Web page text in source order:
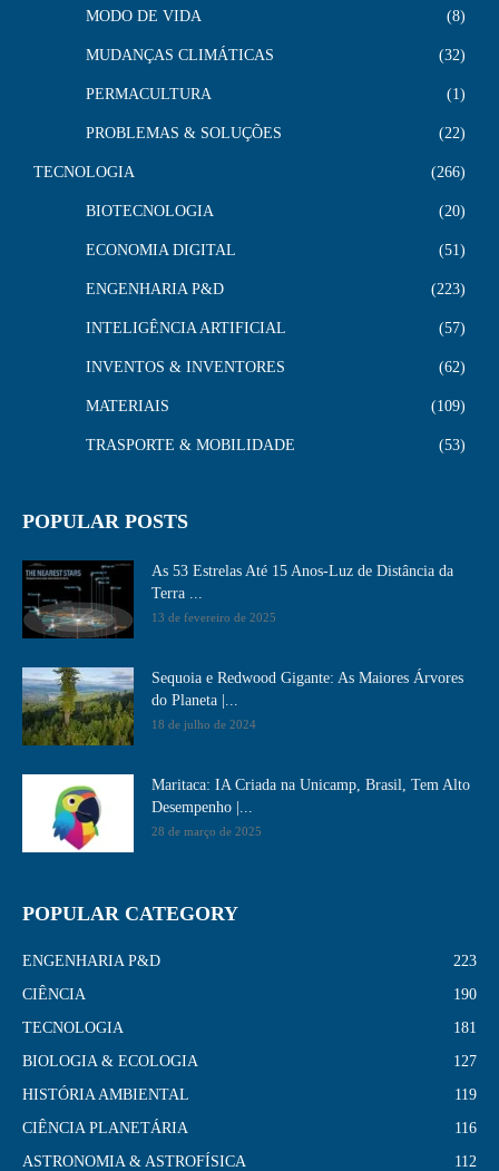
MODO DE VIDA 8
MUDANÇAS CLIMÁTICAS 32
PERMACULTURA 1
PROBLEMAS & SOLUÇÕES 22
TECNOLOGIA 266
BIOTECNOLOGIA 20
ECONOMIA DIGITAL 51
ENGENHARIA P&D 223
INTELIGÊNCIA ARTIFICIAL 57
INVENTOS & INVENTORES 62
MATERIAIS 109
TRASPORTE & MOBILIDADE 53
POPULAR POSTS
As 53 Estrelas Até 15 Anos-Luz de Distância da
Terra ...
13 de fevereiro de 2025
Sequoia e Redwood Gigante: As Maiores Árvores
do Planeta |...
18 de julho de 2024
Maritaca: IA Criada na Unicamp, Brasil, Tem Alto
Desempenho​ |...
28 de março de 2025
POPULAR CATEGORY
ENGENHARIA P&D
223
CIÊNCIA
190
TECNOLOGIA
181
BIOLOGIA & ECOLOGIA
127
HISTÓRIA AMBIENTAL
119
CIÊNCIA PLANETÁRIA
116
ASTRONOMIA & ASTROFÍSICA
112